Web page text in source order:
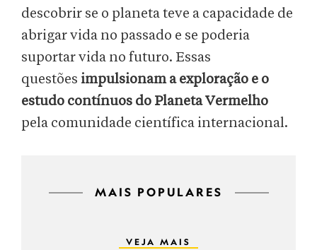
descobrir se o planeta teve a capacidade de
abrigar vida no passado e se poderia
suportar vida no futuro. Essas
questões impulsionam a exploração e o
estudo contínuos do Planeta Vermelho
pela comunidade científica internacional.
MAIS POPULARES
VEJA MAIS